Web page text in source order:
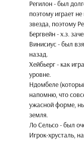
Регилон - был
поэтому играет
звезда, поэтому
Бергвейн - х.з.
Винисиус - был
назад.
Хейбьерг - как
уровне.
Ндомбеле
напомню, что
ужасной форме,
земля.
Ло Сельсо - был
Игрок-хрусталь,